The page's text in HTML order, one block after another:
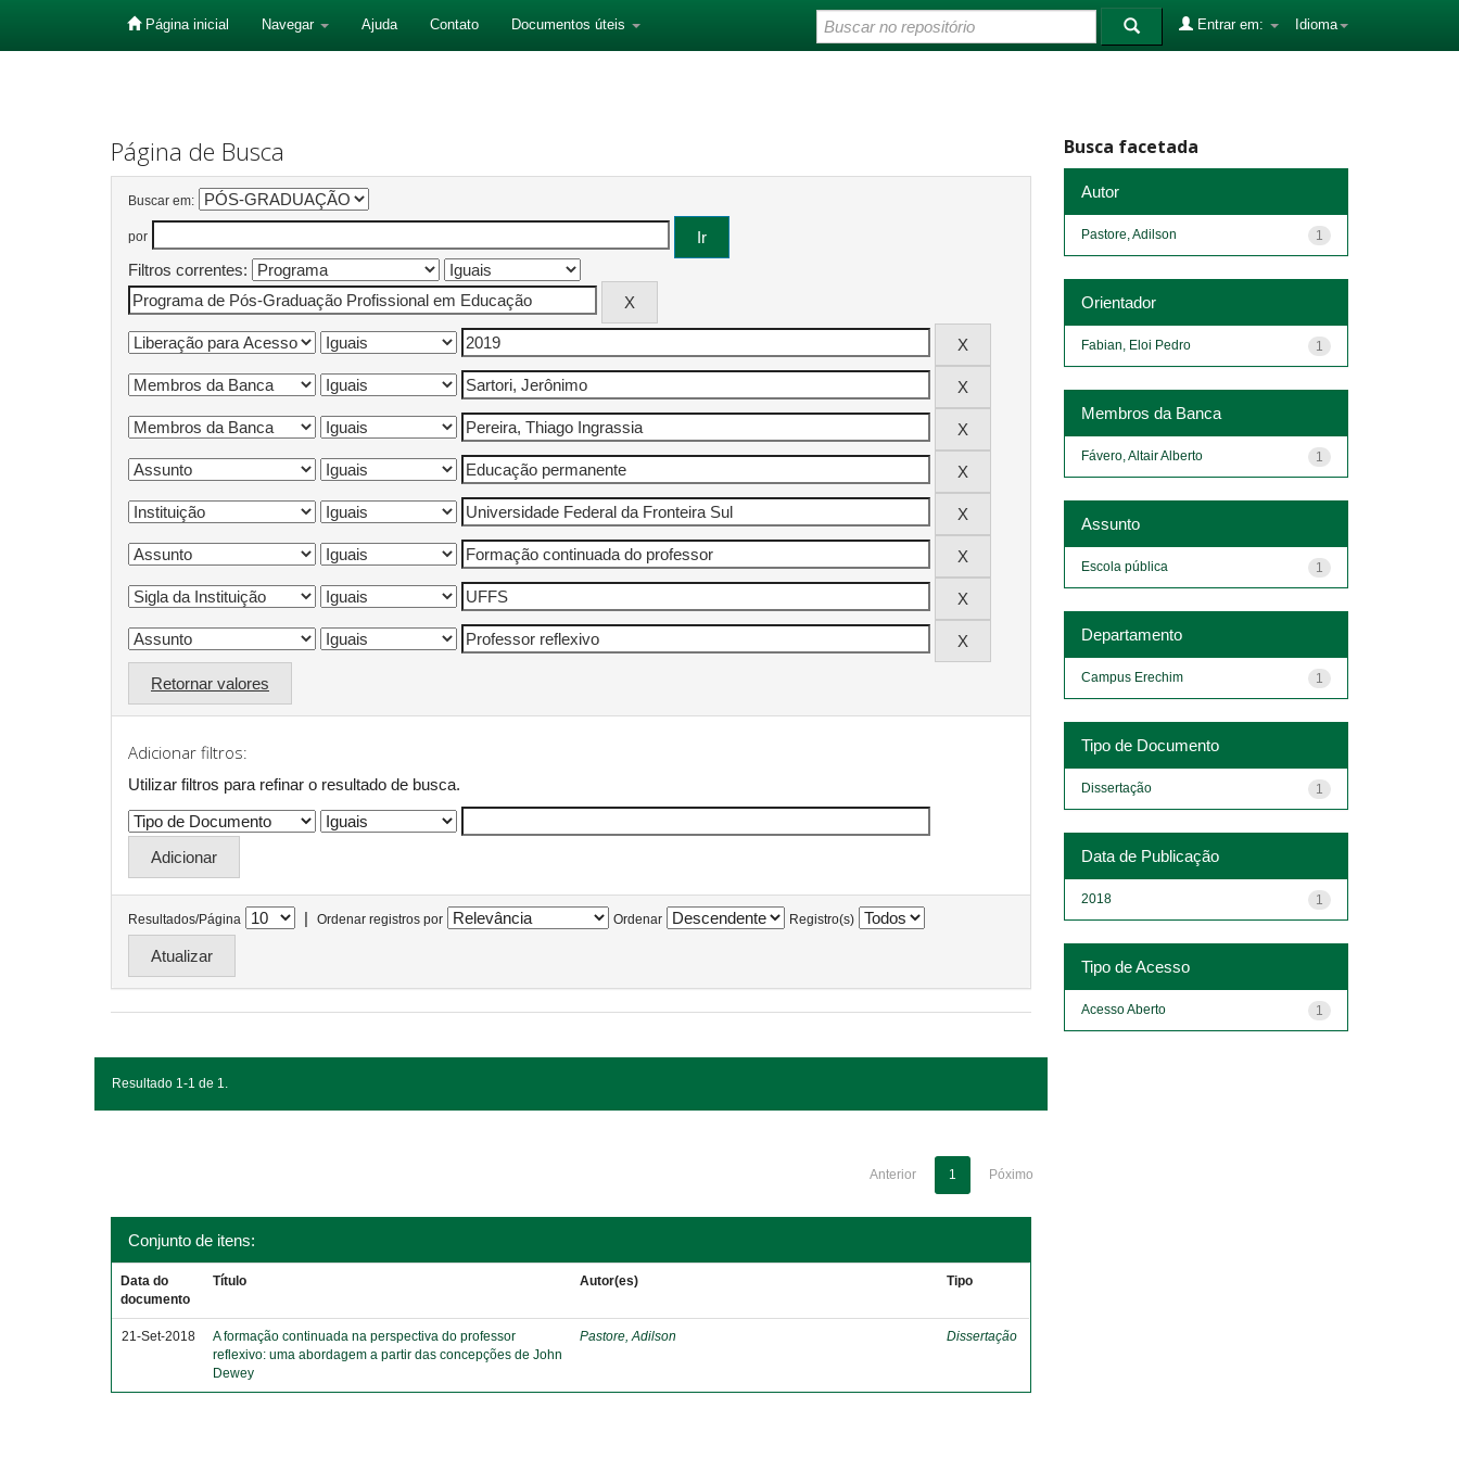
Página inicial Navegar Ajuda Contato Documentos úteis Idioma
Entrar em:
Página de Busca
Buscar em:
por
Filtros correntes:
Retornar valores
Adicionar filtros:
Utilizar filtros para refinar o resultado de busca.
Resultados/Página | Ordenar registros por Ordenar Registro(s)
Resultado 1-1 de 1.
Anterior 1 Póximo
Conjunto de itens:
Data do
documento
Título Autor(es) Tipo
21-Set-2018
A formação continuada na perspectiva do professor
reflexivo: uma abordagem a partir das concepções de John
Dewey
Pastore, Adilson Dissertação
Busca facetada
Autor
1
Pastore, Adilson
Orientador
1
Fabian, Eloi Pedro
Membros da Banca
1
Fávero, Altair Alberto
Assunto
1
Escola pública
Departamento
1
Campus Erechim
Tipo de Documento
1
Dissertação
Data de Publicação
1
2018
Tipo de Acesso
1
Acesso Aberto